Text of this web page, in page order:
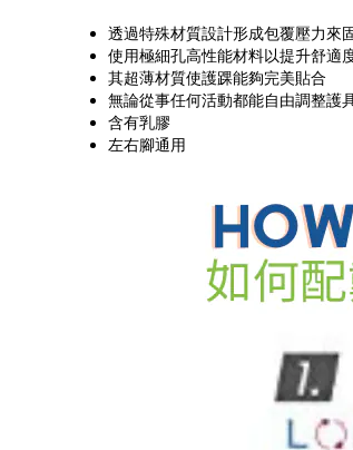
透過特殊材質設計形成包覆壓力來
使用極細孔高性能材料以提升舒適
其超薄材質使護踝能夠完美貼合
無論從事任何活動都能自由調整護
含有乳膠
左右腳通用